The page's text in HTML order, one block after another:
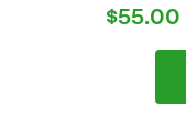
$55.00